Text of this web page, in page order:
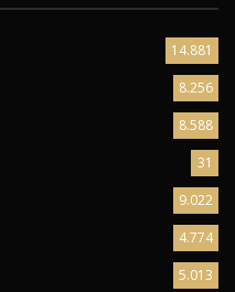
14.881
8.256
8.588
31
9.022
4.774
5.013